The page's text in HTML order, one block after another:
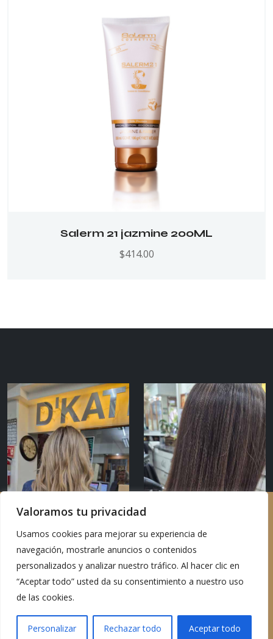
Valoramos tu privacidad
Usamos cookies para mejorar su experiencia de
navegación, mostrarle anuncios o contenidos
personalizados y analizar nuestro tráfico. Al hacer clic en
“Aceptar todo” usted da su consentimiento a nuestro uso
de las cookies.
Personalizar Rechazar todo Aceptar todo
Salerm 21 jazmine 200ML
$414.00
Copyright 2026 D’Kathuy Hair Salon - All rights reserved